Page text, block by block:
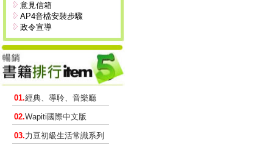
意見信箱
AP4音檔安裝步驟
政令宣導
01.經典、導聆、音樂廳
02.Wapiti國際中文版
03.力豆初級生活常識系列